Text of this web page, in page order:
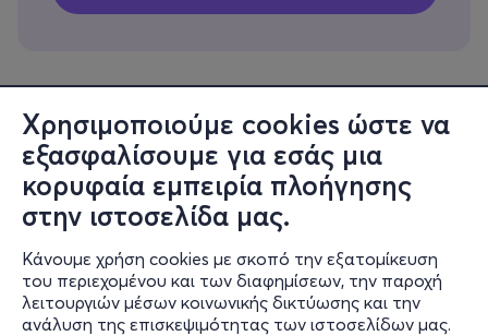
Χρησιμοποιούμε cookies ώστε να
εξασφαλίσουμε για εσάς μια
κορυφαία εμπειρία πλοήγησης
στην ιστοσελίδα μας.
Κάνουμε χρήση cookies με σκοπό την εξατομίκευση
του περιεχομένου και των διαφημίσεων, την παροχή
λειτουργιών μέσων κοινωνικής δικτύωσης και την
ανάλυση της επισκεψιμότητας των ιστοσελίδων μας.
Πληροφορίες
Υποστήριξη
Stay Connected